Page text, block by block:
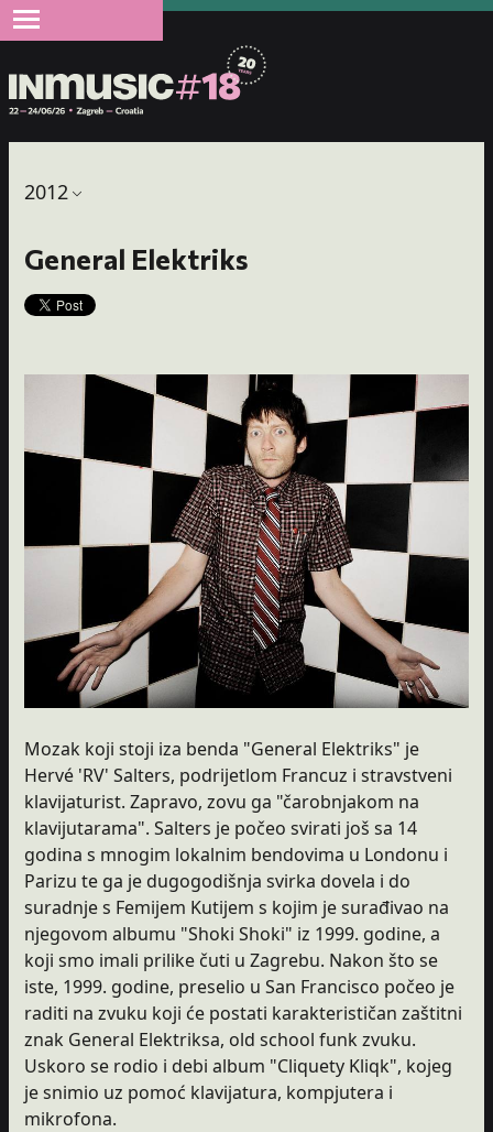
2012
General Elektriks
Mozak koji stoji iza benda "General Elektriks" je
Hervé 'RV' Salters, podrijetlom Francuz i stravstveni
klavijaturist. Zapravo, zovu ga "čarobnjakom na
klavijutarama". Salters je počeo svirati još sa 14
godina s mnogim lokalnim bendovima u Londonu i
Parizu te ga je dugogodišnja svirka dovela i do
suradnje s Femijem Kutijem s kojim je surađivao na
njegovom albumu "Shoki Shoki" iz 1999. godine, a
koji smo imali prilike čuti u Zagrebu. Nakon što se
iste, 1999. godine, preselio u San Francisco počeo je
raditi na zvuku koji će postati karakterističan zaštitni
znak General Elektriksa, old school funk zvuku.
Uskoro se rodio i debi album "Cliquety Kliqk", kojeg
je snimio uz pomoć klavijatura, kompjutera i
mikrofona.